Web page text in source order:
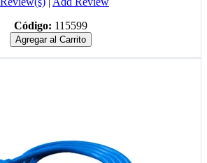
Código: 115599
Agregar al Carrito